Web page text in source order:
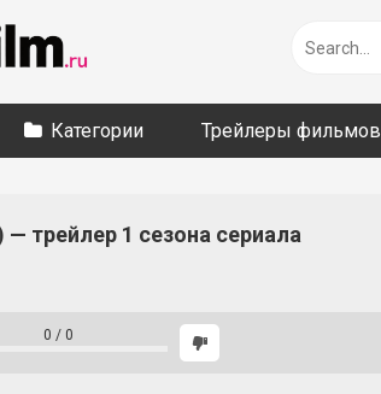
Категории Трейлеры фильмов
трейлер 1 сезона сериала
0 / 0